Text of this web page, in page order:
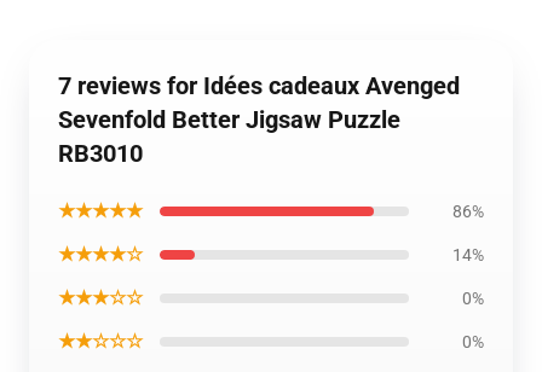
7 reviews for Idées cadeaux Avenged
Sevenfold Better Jigsaw Puzzle
RB3010
★★★★★ 86%
★★★★☆ 14%
★★★☆☆ 0%
★★☆☆☆ 0%